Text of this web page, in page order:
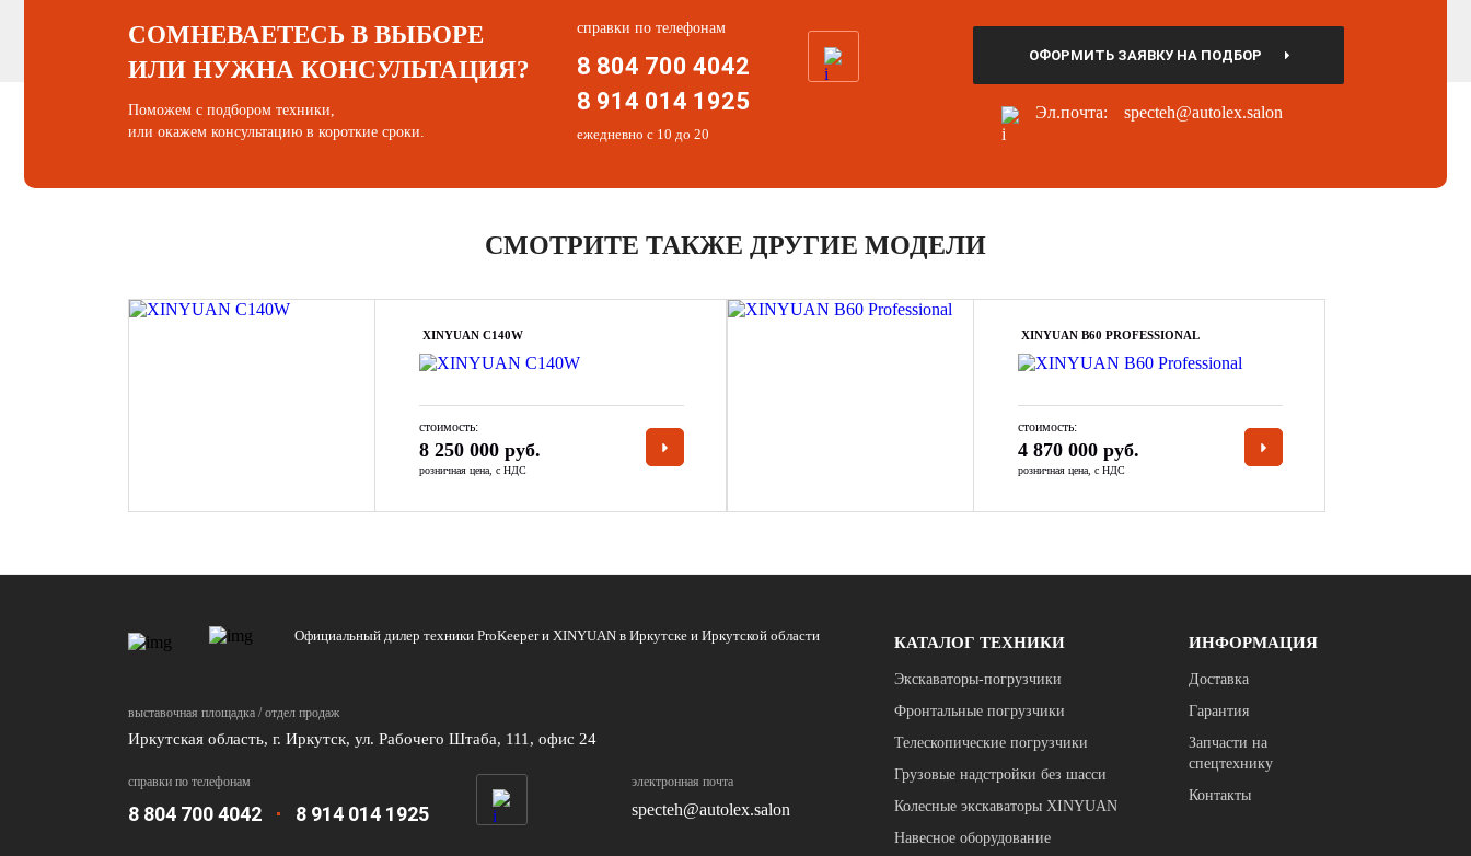
СОМНЕВАЕТЕСЬ В ВЫБОРЕ
ИЛИ НУЖНА КОНСУЛЬТАЦИЯ?
Поможем с подбором техники,
или окажем консультацию в короткие сроки.
справки по телефонам
8 804 700 4042
8 914 014 1925
ежедневно с 10 до 20
ОФОРМИТЬ ЗАЯВКУ НА ПОДБОР
Эл.почта: specteh@autolex.salon
СМОТРИТЕ ТАКЖЕ ДРУГИЕ МОДЕЛИ
XINYUAN C140W
стоимость:
8 250 000 руб.
розничная цена, с НДС
XINYUAN B60 PROFESSIONAL
стоимость:
4 870 000 руб.
розничная цена, с НДС
Официальный дилер техники ProKeeper и XINYUAN в Иркутске и Иркутской области
выставочная площадка / отдел продаж
Иркутская область, г. Иркутск, ул. Рабочего Штаба, 111, офис 24
справки по телефонам
8 804 700 4042 8 914 014 1925
электронная почта
specteh@autolex.salon
КАТАЛОГ ТЕХНИКИ
Экскаваторы-погрузчики
Фронтальные погрузчики
Телескопические погрузчики
Грузовые надстройки без шасси
Колесные экскаваторы XINYUAN
Навесное оборудование
ИНФОРМАЦИЯ
Доставка
Гарантия
Запчасти на
спецтехнику
Контакты